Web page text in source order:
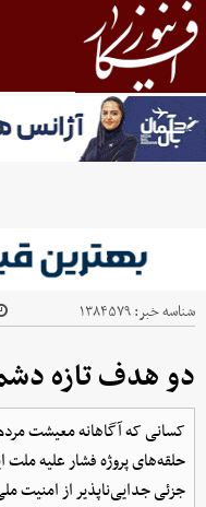
شناسه خبر:۱۳۸۴۵۷۹
دو هدف تازه
کسانی که آگاهانه معیشت
حلقه‌های پروژه فشار علیه ملت
جزئی جدایی‌ناپذیر از امنیت